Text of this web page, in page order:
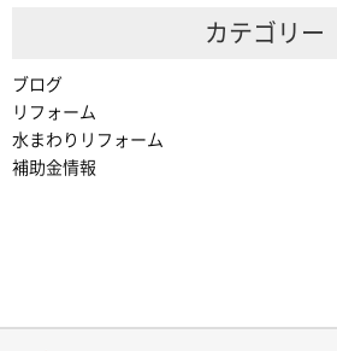
カテゴリー
ブログ
リフォーム
水まわりリフォーム
補助金情報